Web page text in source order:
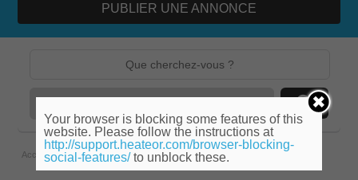
PUBLIER UNE ANNONCE
Accueil » Midi-Pyrénées » Tarn » Services évenementiels & photographie
Your browser is blocking some features of this
website. Please follow the instructions at
http://support.heateor.com/browser-blocking-
social-features/to unblock these.